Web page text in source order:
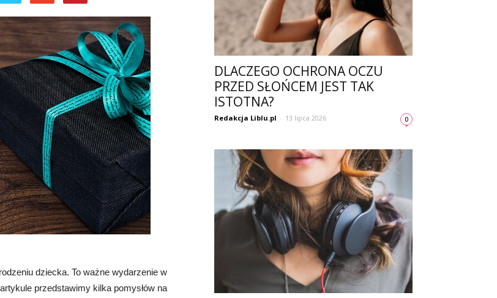
dziecka. To ważne wydarzenie w
przedstawimy kilka pomysłów na
DLACZEGO OCHRONA OCZU
PRZED SŁOŃCEM JEST TAK
ISTOTNA?
Redakcja Liblu.pl - 13 lipca 2026 0